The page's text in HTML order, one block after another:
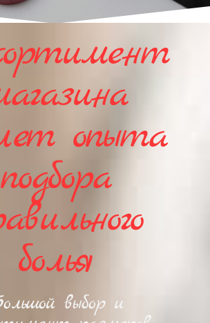
опыта
подбора
болья
выбор и